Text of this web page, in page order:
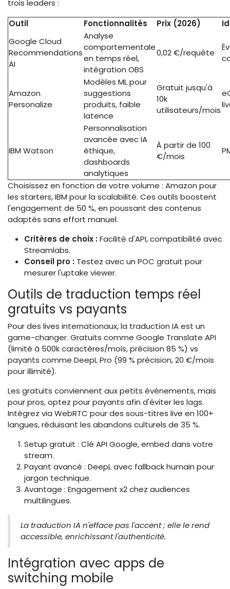
trois leaders :
Outil
Fonctionnalités Prix (2026)
Google Cloud
Recommendations
AI
Analyse
comportementale
en temps réel,
intégration OBS
0,02 €/requête
Amazon
Personalize
Modèles ML pour
suggestions
produits, faible
latence
Gratuit jusqu'à
10k
utilisateurs/mois
IBM Watson
Personnalisation
avancée avec IA
éthique,
dashboards
analytiques
À partir de 100
€/mois
Choisissez en fonction de votre volume : Amazon pour
les starters, IBM pour la scalabilité. Ces outils boostent
l'engagement de 50 %, en poussant des contenus
adaptés sans effort manuel.
Critères de choix :Facilité d'API, compatibilité avec
Streamlabs.
Conseil pro : Testez avec un POC gratuit pour
mesurer l'uptake viewer.
Outils de traduction temps réel
gratuits vs payants
Pour des lives internationaux, la traduction IA est un
game-changer. Gratuits comme Google Translate API
(limité à 500k caractères/mois, précision 85 %) vs
payants comme DeepL Pro (99 % précision, 20 €/mois
pour illimité).
Les gratuits conviennent aux petits événements, mais
pour pros, optez pour payants afin d'éviter les lags.
Intégrez via WebRTC pour des sous-titres live en 100+
langues, réduisant les abandons culturels de 35 %.
Setup gratuit : Clé API Google, embed dans votre
stream.
Payant avancé : DeepL avec fallback humain pour
jargon technique.
Avantage : Engagement x2 chez audiences
multilingues.
La traduction IA n'efface pas l'accent ; elle le rend
accessible, enrichissant l'authenticité.
Intégration avec apps de
switching mobile